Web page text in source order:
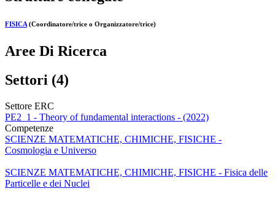
FISICA (Coordinatore/trice o Organizzatore/trice)
Aree Di Ricerca
Settori (4)
Settore ERC
PE2_1 - Theory of fundamental interactions - (2022)
Competenze
SCIENZE MATEMATICHE, CHIMICHE, FISICHE -
Cosmologia e Universo
SCIENZE MATEMATICHE, CHIMICHE, FISICHE - Fisica delle
Particelle e dei Nuclei